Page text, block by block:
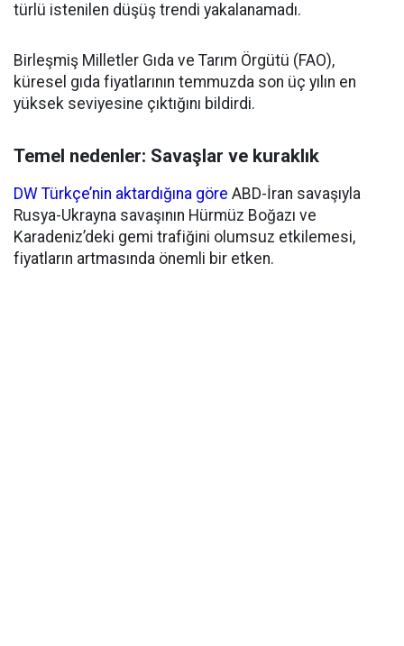
türlü istenilen düşüş trendi yakalanamadı.
Birleşmiş Milletler Gıda ve Tarım Örgütü (FAO),
küresel gıda fiyatlarının temmuzda son üç yılın en
yüksek seviyesine çıktığını bildirdi.
Temel nedenler: Savaşlar ve kuraklık
DW Türkçe’nin aktardığına göre ABD-İran savaşıyla
Rusya-Ukrayna savaşının Hürmüz Boğazı ve
Karadeniz’deki gemi trafiğini olumsuz etkilemesi,
fiyatların artmasında önemli bir etken.